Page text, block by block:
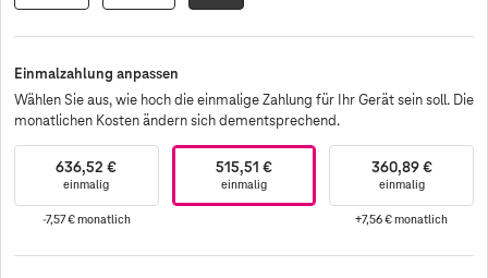
Einmalzahlung anpassen
Wählen Sie aus, wie hoch die einmalige Zahlung für Ihr Gerät sein soll. Die
monatlichen Kosten ändern sich dementsprechend.
636,52 €
einmalig
-7,57 €monatlich
515,51 €
einmalig
360,89 €
einmalig
+7,56 €monatlich